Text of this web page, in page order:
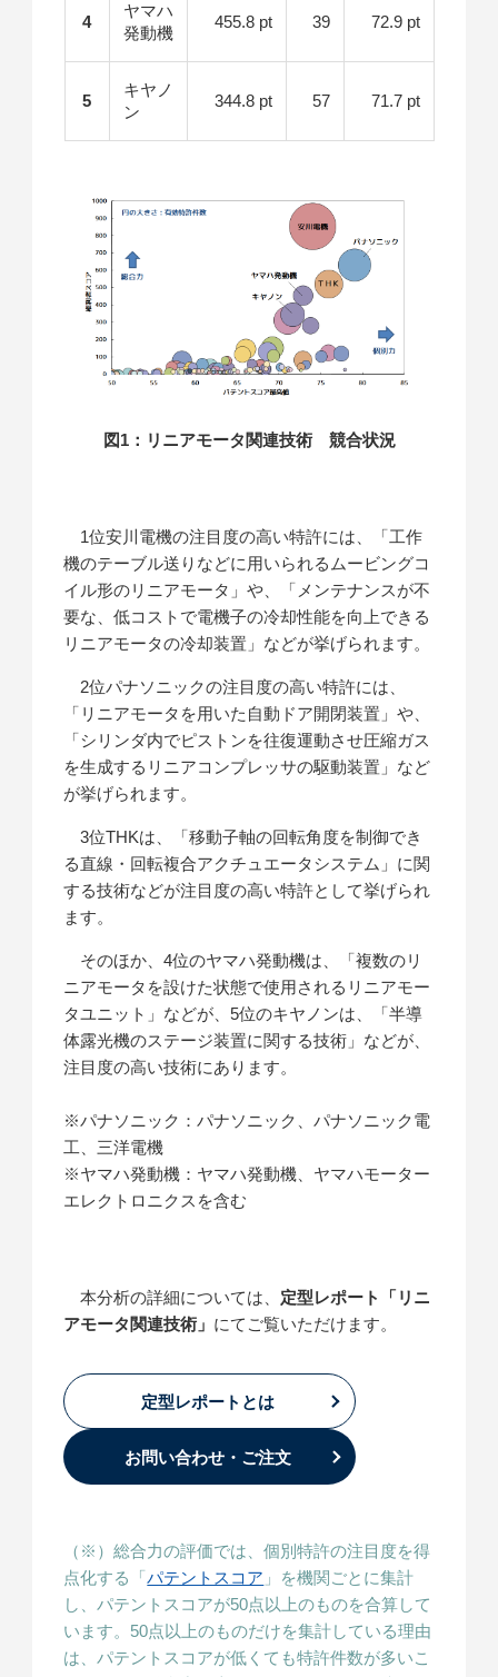
4
ヤマハ
発動機
455.8 pt 39 72.9 pt
5
キヤノ
ン
344.8 pt 57 71.7 pt
図1：リニアモータ関連技術 競合状況
1位安川電機の注目度の高い特許には、「工作
機のテーブル送りなどに用いられるムービングコ
イル形のリニアモータ」や、「メンテナンスが不
要な、低コストで電機子の冷却性能を向上できる
リニアモータの冷却装置」などが挙げられます。
2位パナソニックの注目度の高い特許には、
「リニアモータを用いた自動ドア開閉装置」や、
「シリンダ内でピストンを往復運動させ圧縮ガス
を生成するリニアコンプレッサの駆動装置」など
が挙げられます。
3位THKは、「移動子軸の回転角度を制御でき
る直線・回転複合アクチュエータシステム」に関
する技術などが注目度の高い特許として挙げられ
ます。
そのほか、4位のヤマハ発動機は、「複数のリ
ニアモータを設けた状態で使用されるリニアモー
タユニット」などが、5位のキヤノンは、「半導
体露光機のステージ装置に関する技術」などが、
注目度の高い技術にあります。
※パナソニック：パナソニック、パナソニック電
工、三洋電機
※ヤマハ発動機：ヤマハ発動機、ヤマハモーター
エレクトロニクスを含む
本分析の詳細については、 定型レポート「リニ
アモータ関連技術」 にてご覧いただけます。
定型レポートとは
お問い合わせ・ご注文
（※）総合力の評価では、個別特許の注目度を得
点化する「パテントスコア 」を機関ごとに集計
し、パテントスコアが50点以上のものを合算して
います。50点以上のものだけを集計している理由
は、パテントスコアが低くても特許件数が多いこ